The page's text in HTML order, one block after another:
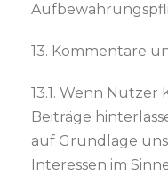
13. Kommentare
13.1. Wenn
Beiträge
auf Grundlage
Interessen im